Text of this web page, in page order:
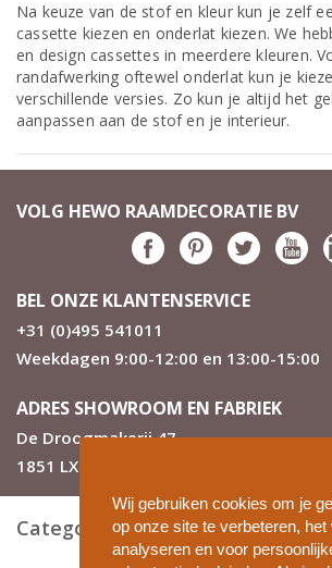
Wij gebruiken cookies om je
op onze site te verbeteren,
analyseren en voor
Na keuze van de stof en kleur kun je zelf
cassette kiezen en onderlat kiezen. We
en design cassettes in meerdere kleuren.
randafwerking oftewel onderlat kun je
verschillende versies. Zo kun je altijd het
aanpassen aan de stof en je interieur.
VOLG HEWO RAAMDECORATIE BV
BEL ONZE KLANTENSERVICE
+31 (0)495 541011
Weekdagen 9:00-12:00 en 13:00-15:00
ADRES SHOWROOM EN FABRIEK
De Droogmakerij 47
1851 LX Heiloo
Categorieën